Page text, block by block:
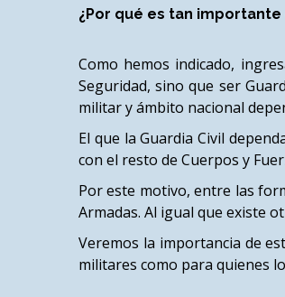
¿Por qué es tan
Como hemos indicado,
Seguridad, sino que ser
militar y ámbito nacional
El que la Guardia Civil
con el resto de Cuerpos y
Por este motivo, entre las
Armadas. Al igual que existe
Veremos la importancia de
militares como para quienes